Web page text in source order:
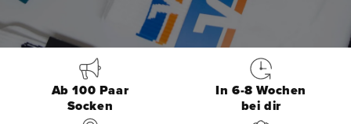
Ab 100 Paar
Socken
In 6-8 Wochen
bei dir